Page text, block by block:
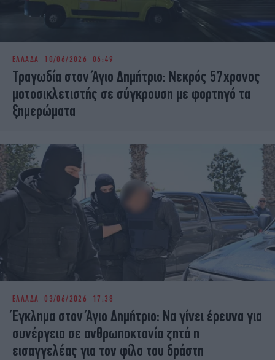
ΕΛΛΑΔΑ 10/06/2026 06:49
Τραγωδία στον Άγιο Δημήτριο: Νεκρός 57χρονος
μοτοσικλετιστής σε σύγκρουση με φορτηγό τα
ξημερώματα
ΕΛΛΑΔΑ 03/06/2026 17:38
Έγκλημα στον Άγιο Δημήτριο: Να γίνει έρευνα για
συνέργεια σε ανθρωποκτονία ζητά η
εισαγγελέας για τον φίλο του δράστη